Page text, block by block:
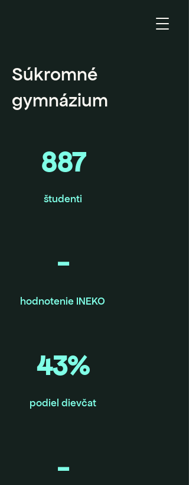
Súkromné
gymnázium
887
študenti
-
hodnotenie INEKO
43%
podiel dievčat
-